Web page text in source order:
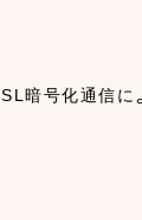
暗号化通信に